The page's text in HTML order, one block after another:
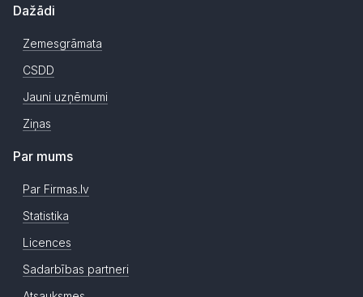
Dažādi
Zemesgrāmata
CSDD
Jauni uzņēmumi
Ziņas
Par mums
Par Firmas.lv
Statistika
Licences
Sadarbības partneri